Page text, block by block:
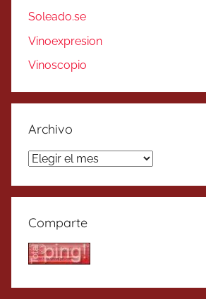
Soleado.se
Vinoexpresion
Vinoscopio
Archivo
Archivo
Comparte